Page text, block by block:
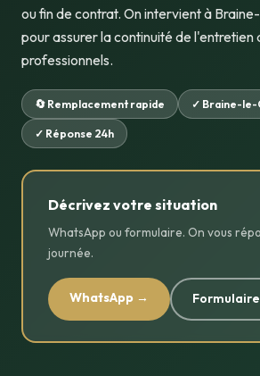
ou fin de contrat. On intervient à
pour assurer la continuité de l'entretien
professionnels.
🔄 Remplacement rapide ✓ Braine-le-
✓ Réponse 24h
Décrivez votre situation
WhatsApp ou formulaire. On vous
journée.
WhatsApp → Formulaire